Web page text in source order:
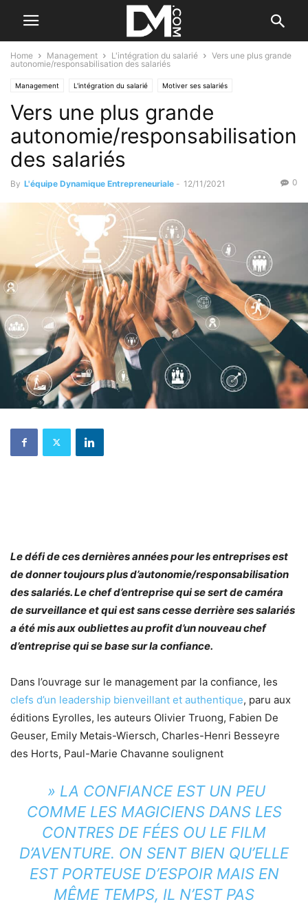
Home Management L'intégration du salarié
Vers une plus grande
autonomie/responsabilisation des salariés
Management L'intégration du salarié Motiver ses salariés
Vers une plus grande
autonomie/responsabilisation
des salariés
By L'équipe Dynamique Entrepreneuriale - 12/11/2021 0
Le défi de ces dernières années pour les entreprises est
de donner toujours plus d’autonomie/responsabilisation
des salariés.Le chef d’entreprise qui se sert de caméra
de surveillance et qui est sans cesse derrière ses salariés
a été mis aux oubliettes au profit d’un nouveau chef
d’entreprise qui se base sur la confiance.
Dans l’ouvrage sur le management par la confiance, les
clefs d’un leadership bienveillant et authentique, paru aux
éditions Eyrolles, les auteurs Olivier Truong, Fabien De
Geuser, Emily Metais-Wiersch, Charles-Henri Besseyre
des Horts, Paul-Marie Chavanne soulignent
» LA CONFIANCE EST UN PEU
COMME LES MAGICIENS DANS LES
CONTRES DE FÉES OU LE FILM
D’AVENTURE. ON SENT BIEN QU’ELLE
EST PORTEUSE D’ESPOIR MAIS EN
MÊME TEMPS, IL N’EST PAS